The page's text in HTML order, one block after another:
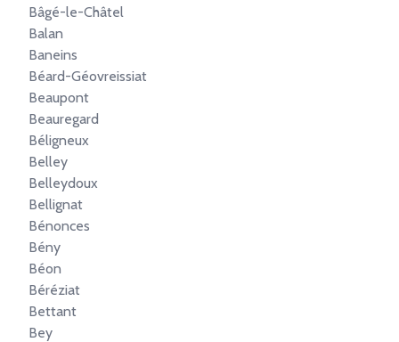
Bâgé-le-Châtel
Balan
Baneins
Béard-Géovreissiat
Beaupont
Beauregard
Béligneux
Belley
Belleydoux
Bellignat
Bénonces
Bény
Béon
Béréziat
Bettant
Bey